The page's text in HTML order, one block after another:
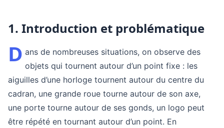
1. Introduction et problématique
D ans de nombreuses situations, on observe des
objets qui tournent autour d’un point fixe : les
aiguilles d’une horloge tournent autour du centre du
cadran, une grande roue tourne autour de son axe,
une porte tourne autour de ses gonds, un logo peut
être répété en tournant autour d’un point. En